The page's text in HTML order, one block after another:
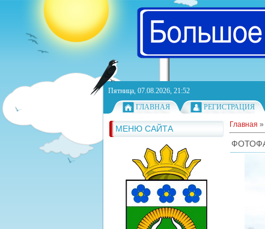
Пятница, 07.08.2026, 21:52
ГЛАВНАЯ
РЕГИСТРАЦИЯ
МЕНЮ САЙТА Главная »